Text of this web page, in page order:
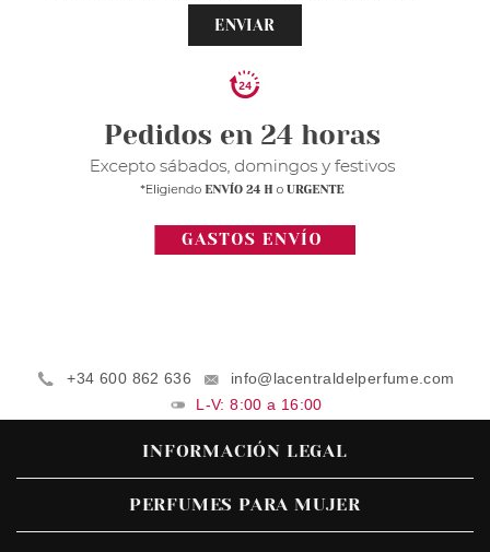
ENVIAR
+34 600 862 636
info@lacentraldelperfume.com
L-V: 8:00 a 16:00
INFORMACIÓN LEGAL
PERFUMES PARA MUJER